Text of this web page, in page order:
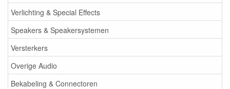
Verlichting & Special Effects
Speakers & Speakersystemen
Versterkers
Overige Audio
Bekabeling & Connectoren